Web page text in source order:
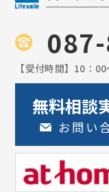
【受付時間】 10：
無料相談
お問い